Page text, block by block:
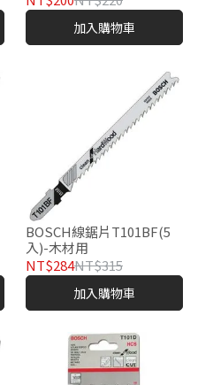
加入購物車
BOSCH線鋸片T101BF(5
入)-木材用
NT$284NT$315
加入購物車